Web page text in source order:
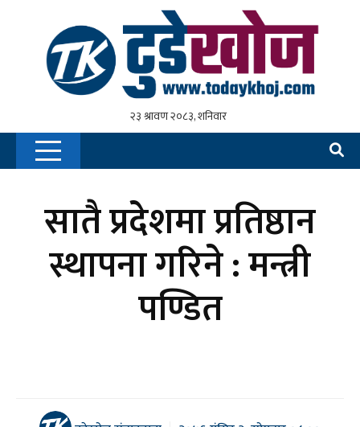
सातै प्रदेशमा प्रतिष्ठान
स्थापना गरिने : मन्त्री
पण्डित